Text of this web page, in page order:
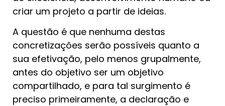
criar um projeto a partir de ideias.
A questão é que nenhuma destas
concretizações serão possíveis quanto a
sua efetivação, pelo menos grupalmente,
antes do objetivo ser um objetivo
compartilhado, e para tal surgimento é
preciso primeiramente, a declaração e